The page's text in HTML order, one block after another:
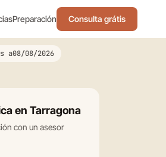
Preparación Consulta grátis
a08/08/2026
en Tarragona
con un asesor